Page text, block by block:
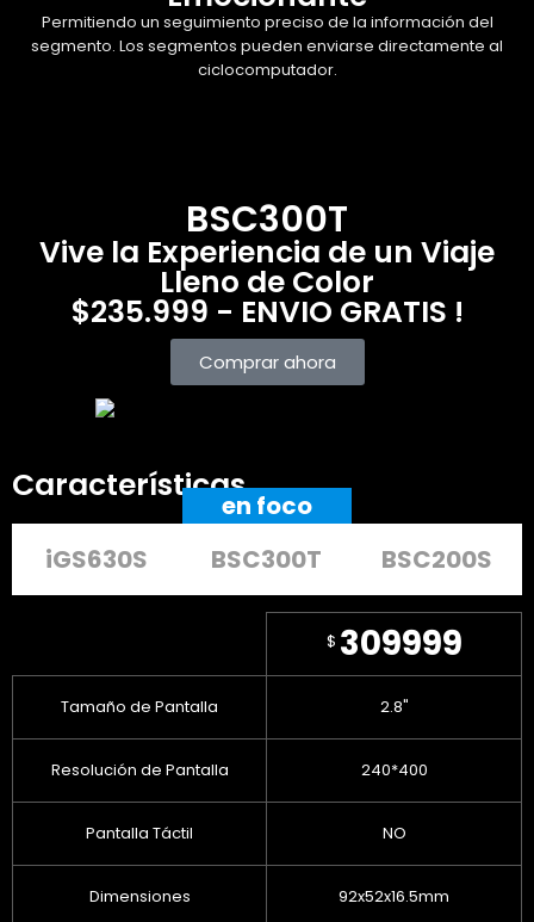
Permitiendo un seguimiento preciso de la información del
segmento. Los segmentos pueden enviarse directamente al
ciclocomputador.
BSC300T
Vive la Experiencia de un Viaje
Lleno de Color
$235.999 - ENVIO GRATIS !
Comprar ahora
Características
iGS630S
en foco
BSC300T
BSC200S
$ 309999
Tamaño de Pantalla 2.8"
Resolución de Pantalla 240*400
Pantalla Táctil NO
Dimensiones 92x52x16.5mm